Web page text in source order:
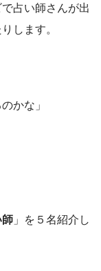
占い師さんが出
します。
かな」
師 」を５名紹介し